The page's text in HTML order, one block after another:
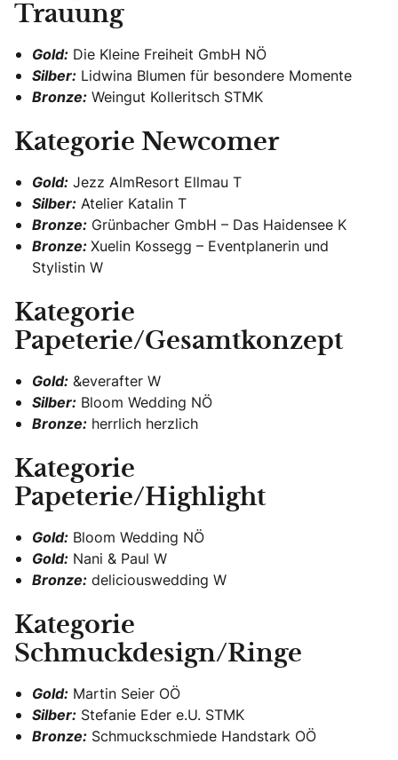
Trauung
Gold: Die Kleine Freiheit GmbH NÖ
Silber: Lidwina Blumen für besondere Momente
Bronze: Weingut Kolleritsch STMK
Kategorie Newcomer
Gold: Jezz AlmResort Ellmau T
Silber: Atelier Katalin T
Bronze: Grünbacher GmbH – Das Haidensee K
Bronze:Xuelin Kossegg – Eventplanerin und
Stylistin W
Kategorie
Papeterie/Gesamtkonzept
Gold: &everafter W
Silber: Bloom Wedding NÖ
Bronze: herrlich herzlich
Kategorie
Papeterie/Highlight
Gold: Bloom Wedding NÖ
Gold: Nani & Paul W
Bronze: deliciouswedding W
Kategorie
Schmuckdesign/Ringe
Gold: Martin Seier OÖ
Silber: Stefanie Eder e.U. STMK
Bronze: Schmuckschmiede Handstark OÖ